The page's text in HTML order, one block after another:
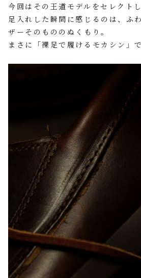
今回はその王道モデルをセレクトし
足入れした瞬間に感じるのは、ふ
ザーそのもののぬくもり。
まさに「裸足で履けるモカシン」で